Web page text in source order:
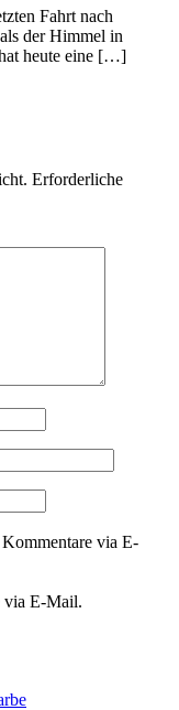
Fahrt nach
der Himmel in
heute eine […]
Erforderliche
via E-
via E-Mail.